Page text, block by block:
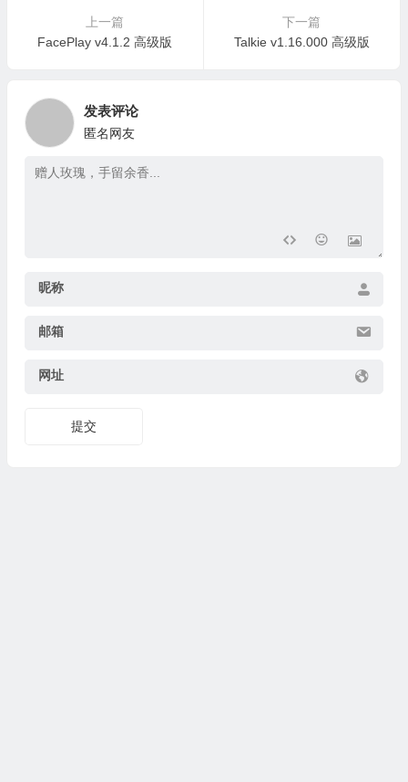
上一篇
FacePlay v4.1.2 高级版
下一篇
Talkie v1.16.000 高级版
发表评论
匿名网友
昵称
邮箱
网址
提交